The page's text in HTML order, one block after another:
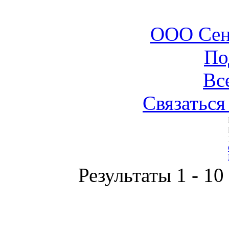
ООО
Результаты 1 -